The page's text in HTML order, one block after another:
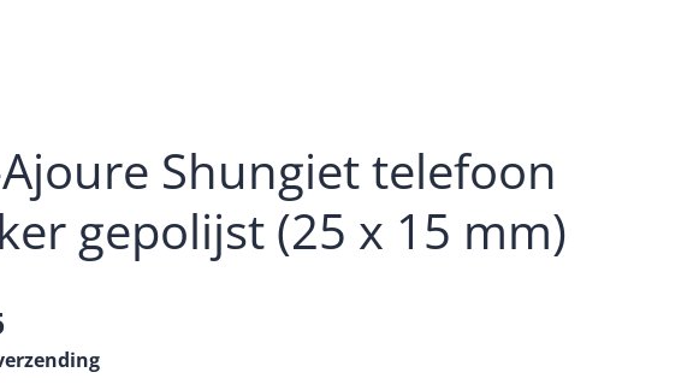
Shungiet telefoon
gepolijst (25 x 15 mm)